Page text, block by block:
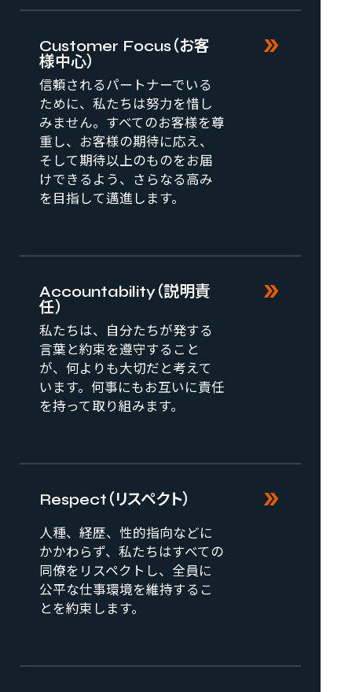
Customer Focus（お客
様中心）
信頼されるパートナーでいる
ために、私たちは努力を惜し
みません。すべてのお客様を尊
重し、お客様の期待に応え、
そして期待以上のものをお届
けできるよう、さらなる高み
を目指して邁進します。
新しいタブで開く
Accountability（説明責
任）
私たちは、自分たちが発する
言葉と約束を遵守すること
が、何よりも大切だと考えて
います。何事にもお互いに責任
を持って取り組みます。
新しいタブで開く
Respect（リスペクト）
人種、経歴、性的指向などに
かかわらず、私たちはすべての
同僚をリスペクトし、全員に
公平な仕事環境を維持するこ
とを約束します。
新しいタブで開く